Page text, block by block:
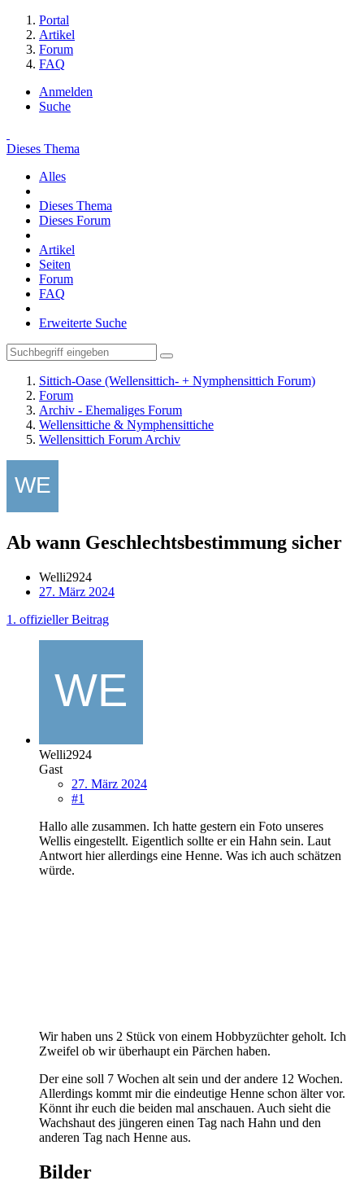
Portal
Artikel
Forum
FAQ
Anmelden
Suche
Dieses Thema
Alles
Dieses Thema
Dieses Forum
Artikel
Seiten
Forum
FAQ
Erweiterte Suche
Sittich-Oase (Wellensittich- + Nymphensittich Forum)
Forum
Archiv - Ehemaliges Forum
Wellensittiche & Nymphensittiche
Wellensittich Forum Archiv
Ab wann Geschlechtsbestimmung sicher
Welli2924
27. März 2024
1. offizieller Beitrag
Welli2924
Gast
27. März 2024
#1
Hallo alle zusammen. Ich hatte gestern ein Foto unseres
Wellis eingestellt. Eigentlich sollte er ein Hahn sein. Laut
Antwort hier allerdings eine Henne. Was ich auch schätzen
würde.
Wir haben uns 2 Stück von einem Hobbyzüchter geholt. Ich
Zweifel ob wir überhaupt ein Pärchen haben.
Der eine soll 7 Wochen alt sein und der andere 12 Wochen.
Allerdings kommt mir die eindeutige Henne schon älter vor.
Könnt ihr euch die beiden mal anschauen. Auch sieht die
Wachshaut des jüngeren einen Tag nach Hahn und den
anderen Tag nach Henne aus.
Bilder